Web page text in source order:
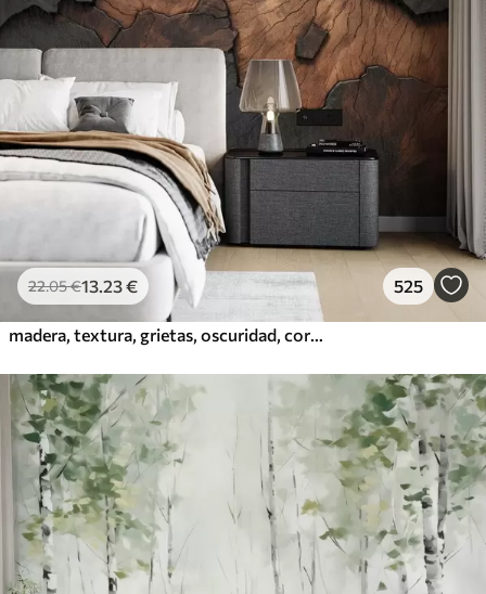
22.05€13.23€ 525
madera, textura, grietas, oscuridad, corteza, superficie